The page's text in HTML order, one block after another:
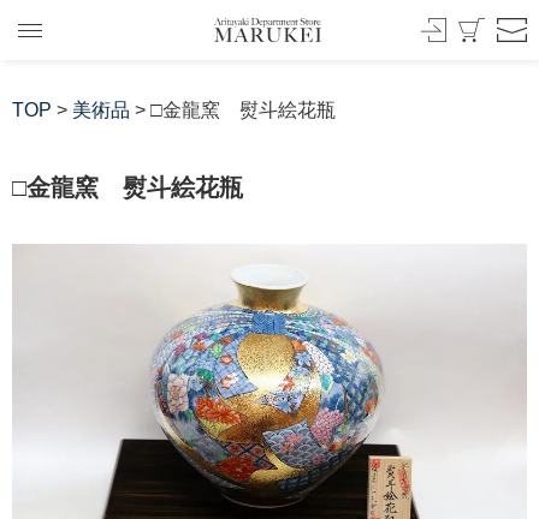
TOP > 美術品 > □金龍窯 熨斗絵花瓶
□金龍窯 熨斗絵花瓶